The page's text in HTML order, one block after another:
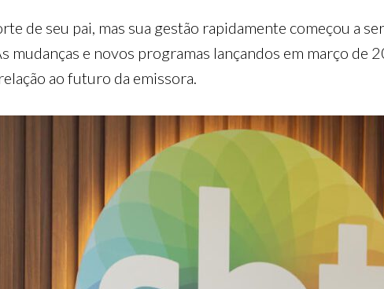
de seu pai, mas sua gestão rapidamente começou a
e novos programas lançandos em março de
ao futuro da emissora.